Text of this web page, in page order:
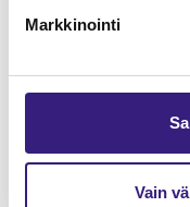
Markkinointi
Vain